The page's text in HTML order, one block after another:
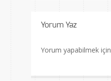
Yorum Yaz
Yorum yapabilmek için